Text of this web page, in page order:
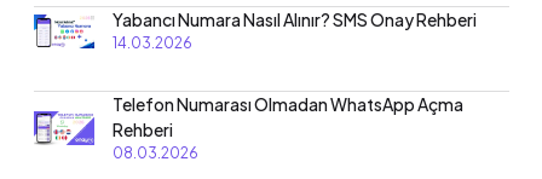
Yabancı Numara Nasıl Alınır? SMS Onay Rehberi
14.03.2026
Telefon Numarası Olmadan WhatsApp Açma
Rehberi
08.03.2026